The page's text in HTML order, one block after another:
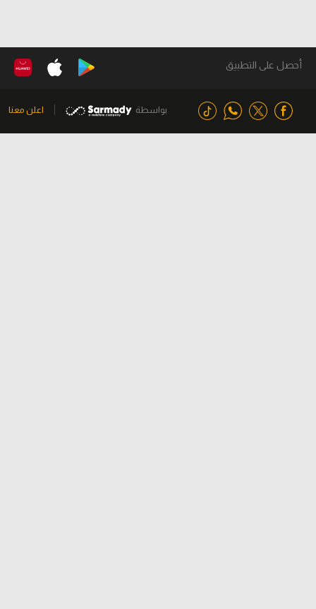
أحصل على التطبيق
بواسطة اعلن معنا